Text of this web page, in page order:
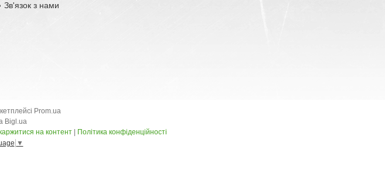
Зв'язок з нами
Prom.ua
Bigl.ua
на контент
Політика конфіденційності
▼